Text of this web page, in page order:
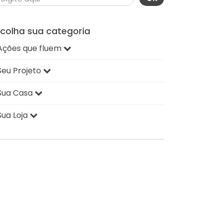
sua categoria
que fluem
Projeto
Casa
Loja